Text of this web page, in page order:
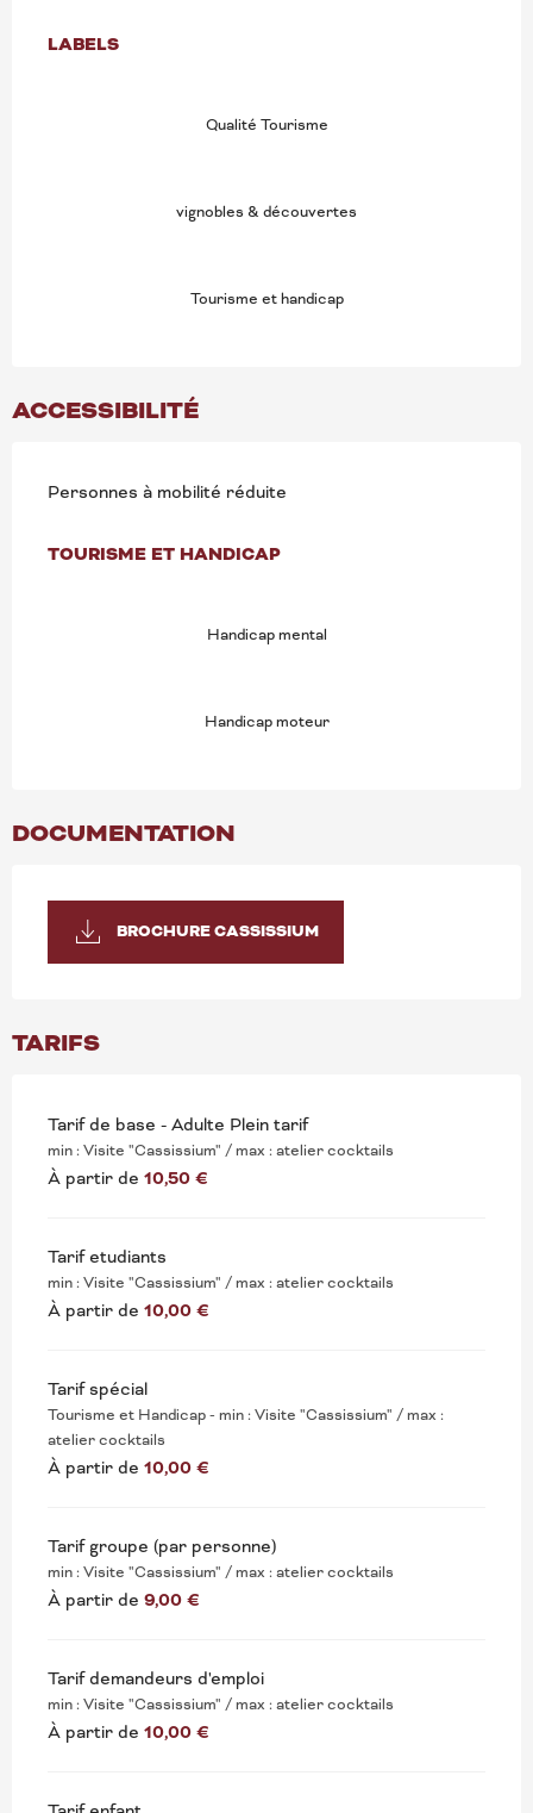
OFFRES DE PRESTATIONS
LABELS
LABELS
Qualité Tourisme
vignobles & découvertes
Tourisme et handicap
ACCESSIBILITÉ
Personnes à mobilité réduite
TOURISME ET HANDICAP
TOURISME ET HANDICAP
Handicap mental
Handicap moteur
DOCUMENTATION
BROCHURE CASSISSIUM
TARIFS
Tarif de base - Adulte Plein tarif
min : Visite "Cassissium" / max : atelier cocktails
À partir de 10,50 €
Tarif etudiants
min : Visite "Cassissium" / max : atelier cocktails
À partir de 10,00 €
Tarif spécial
Tourisme et Handicap - min : Visite "Cassissium" / max :
atelier cocktails
À partir de 10,00 €
Tarif groupe (par personne)
min : Visite "Cassissium" / max : atelier cocktails
À partir de 9,00 €
Tarif demandeurs d'emploi
min : Visite "Cassissium" / max : atelier cocktails
À partir de 10,00 €